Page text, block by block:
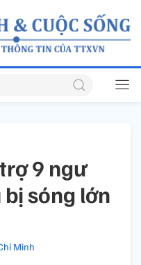
9 ngư
sóng lớn
Minh